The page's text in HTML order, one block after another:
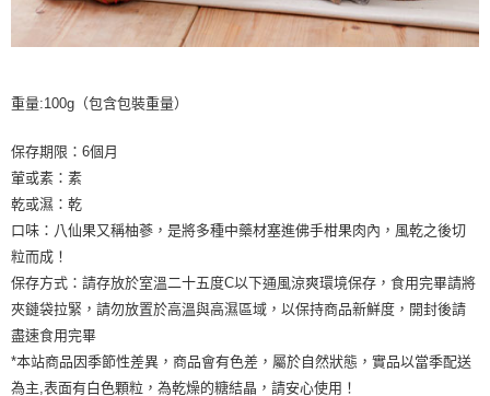
重量:100g（包含包裝重量）
保存期限：6個月
葷或素：素
乾或濕：乾
口味：八仙果又稱柚蔘，是將多種中藥材塞進佛手柑果肉內，風乾之後切
粒而成！
保存方式：請存放於室溫二十五度C以下通風涼爽環境保存，食用完畢請將
夾鏈袋拉緊，請勿放置於高溫與高濕區域，以保持商品新鮮度，開封後請
盡速食用完畢
*本站商品因季節性差異，商品會有色差，屬於自然狀態，實品以當季配送
為主,表面有白色顆粒，為乾燥的糖結晶，請安心使用！